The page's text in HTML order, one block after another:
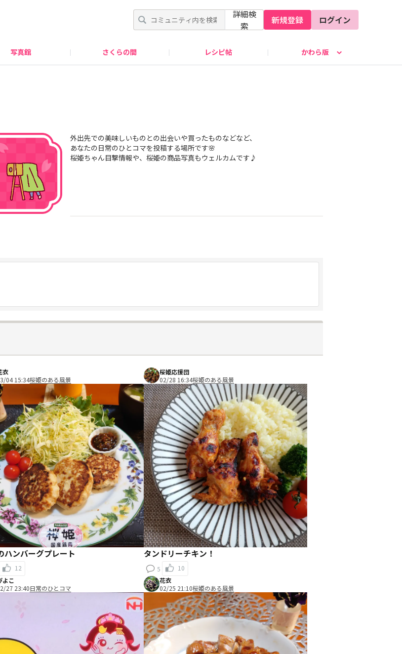
詳細検
索
新規登録 ログイン
写真館 さくらの間 レシピ帖 かわら版
外出先での美味しいものとの出会いや買ったものなどなど、
あなたの日常のひとコマを投稿する場所です🌸
桜姫ちゃん目撃情報や、桜姫の商品写真もウェルカムです♪
衣
04 15:34桜姫のある風景
ハンバーグプレート
12
桜姫応援団
02/28 16:34桜姫のある風景
タンドリーチキン！
5
10
よこ
27 23:40日常のひとコマ
花衣
02/25 21:10桜姫のある風景